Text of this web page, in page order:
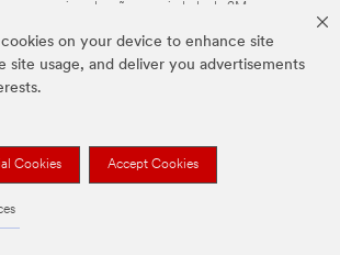
cookies on your device to enhance site
site usage, and deliver you advertisements
Cookies Accept Cookies
mencionadas são propriedade da 3M.